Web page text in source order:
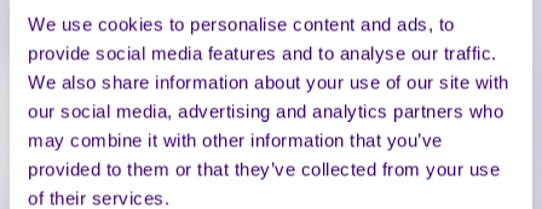
We use cookies to personalise content and ads, to
provide social media features and to analyse our traffic.
We also share information about your use of our site with
our social media, advertising and analytics partners who
may combine it with other information that you’ve
provided to them or that they’ve collected from your use
of their services.